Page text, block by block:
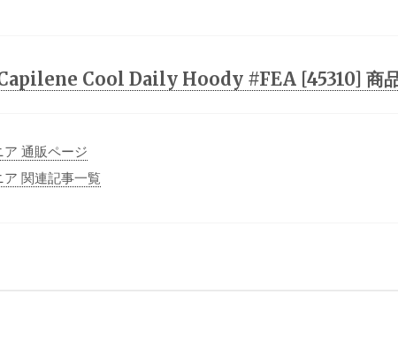
Cool Daily Hoody #FEA [45310] 商
通販ページ
関連記事一覧